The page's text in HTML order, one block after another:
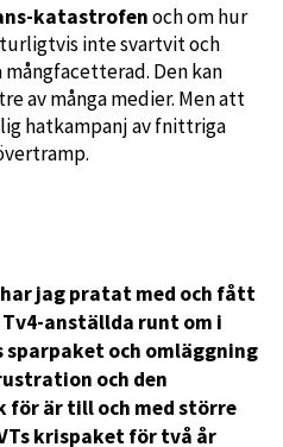
katastrofenoch om hur
inte svartvit och
Den kan
av många medier. Men att
hatkampanj av fnittriga
har jag pratat med och fått
anställda runt om i
och omläggning
och den
för är till och med större
krispaket för två år